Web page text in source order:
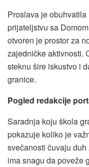
Proslava je
prijateljstvu sa
otvoren je prostor za
zajedničke aktivnosti.
steknu šire iskustvo i
granice.
Pogled redakcije
Saradnja koju škola
pokazuje koliko je
svečanosti čuvaju
ima snagu da poveže